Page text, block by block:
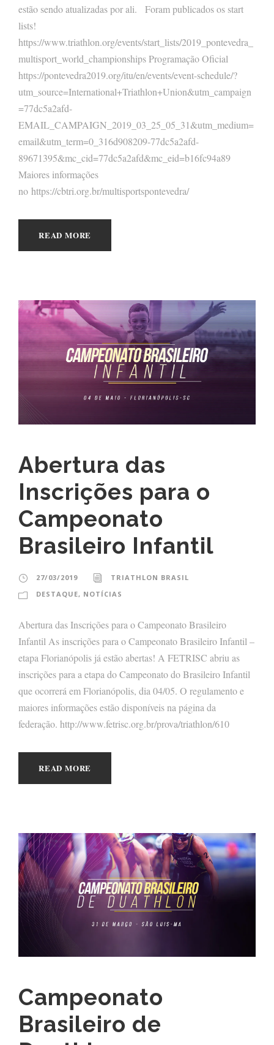
estão sendo atualizadas por ali. Foram publicados os start
lists!
https://www.triathlon.org/events/start_lists/2019_pontevedra_
multisport_world_championships Programação Oficial
https://pontevedra2019.org/itu/en/events/event-schedule/?
utm_source=International+Triathlon+Union&utm_campaign
=77dc5a2afd-
EMAIL_CAMPAIGN_2019_03_25_05_31&utm_medium=
email&utm_term=0_316d908209-77dc5a2afd-
89671395&mc_cid=77dc5a2afd&mc_eid=b16fc94a89
Maiores informações
no https://cbtri.org.br/multisportspontevedra/
READ MORE
Abertura das
Inscrições para o
Campeonato
Brasileiro Infantil
27/03/2019
TRIATHLON BRASIL
DESTAQUE, NOTÍCIAS
Abertura das Inscrições para o Campeonato Brasileiro
Infantil As inscrições para o Campeonato Brasileiro Infantil –
etapa Florianópolis já estão abertas! A FETRISC abriu as
inscrições para a etapa do Campeonato do Brasileiro Infantil
que ocorrerá em Florianópolis, dia 04/05. O regulamento e
maiores informações estão disponíveis na página da
federação. http://www.fetrisc.org.br/prova/triathlon/610
READ MORE
Campeonato
Brasileiro de